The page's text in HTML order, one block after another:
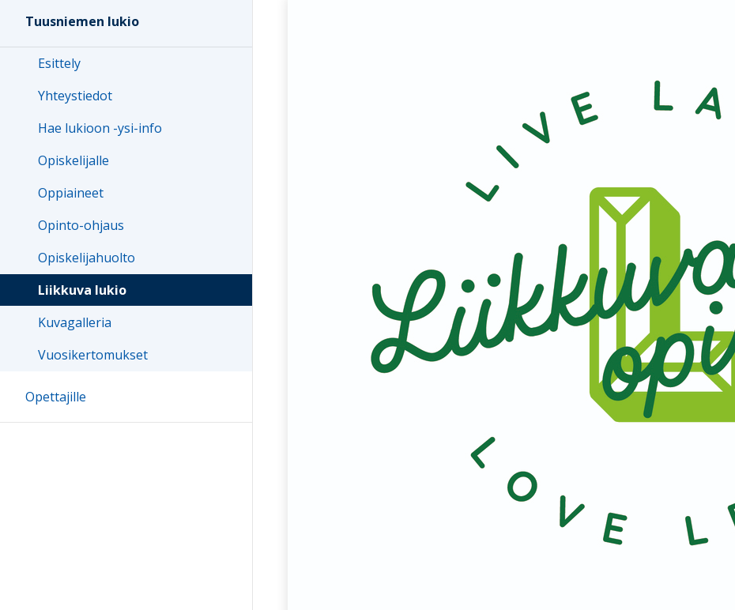
Tuusniemen lukio
Esittely
Yhteystiedot
Hae lukioon -ysi-info
Opiskelijalle
Oppiaineet
Opinto-ohjaus
Opiskelijahuolto
Liikkuva lukio
Kuvagalleria
Vuosikertomukset
Opettajille